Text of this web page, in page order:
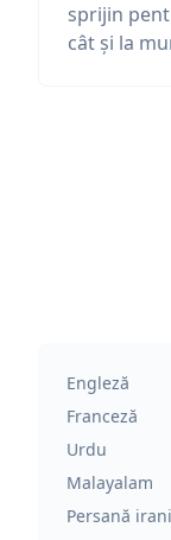
sprijin
cât și la
Engleză
Franceză
Urdu
Malayalam
Persană